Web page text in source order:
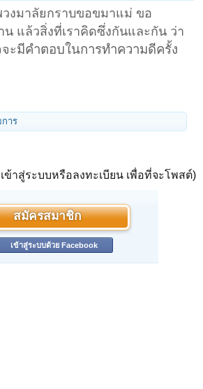
งมาลัยกราบขอขมาแม่ ขอ
แล้วสิ่งที่เราคิดซึ่งกันและกัน ว่า
ะมีคำตอบในการทำความดีครั้ง
การ
ข้าสู่ระบบหรือลงทะเบียน เพื่อที่จะโพสต์)
สมัครสมาชิก
เข้าสู่ระบบด้วย Facebook